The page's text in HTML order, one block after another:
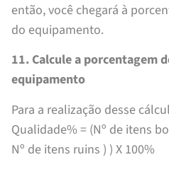
então, você chegará à
do equipamento.
11. Calcule a porcentagem
equipamento
Para a realização desse
Qualidade% = (Nº de itens
Nº de itens ruins ) ) X 100%